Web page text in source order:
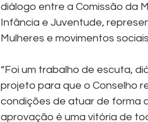
diálogo entre a Comissão da
Infância e Juventude,
Mulheres e movimentos
“Foi um trabalho de escuta,
projeto para que o Conselho
condições de atuar de forma
aprovação é uma vitória de